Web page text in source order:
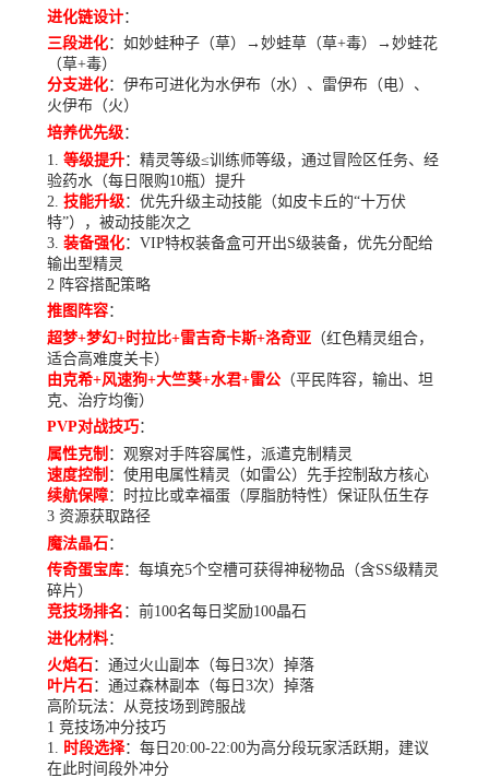
进化链设计：
三段进化：如妙蛙种子（草）→妙蛙草（草+毒）→妙蛙花
（草+毒）
分支进化：伊布可进化为水伊布（水）、雷伊布（电）、
火伊布（火）
培养优先级：
等级提升：精灵等级≤训练师等级，通过冒险区任务、经
验药水（每日限购10瓶）提升
技能升级：优先升级主动技能（如皮卡丘的“十万伏
特”），被动技能次之
装备强化：VIP特权装备盒可开出S级装备，优先分配给
输出型精灵
2 阵容搭配策略
推图阵容：
超梦+梦幻+时拉比+雷吉奇卡斯+洛奇亚（红色精灵组合，
适合高难度关卡）
由克希+风速狗+大竺葵+水君+雷公（平民阵容，输出、坦
克、治疗均衡）
PVP对战技巧：
属性克制 ：观察对手阵容属性，派遣克制精灵
速度控制 ：使用电属性精灵（如雷公）先手控制敌方核心
续航保障：时拉比或幸福蛋（厚脂肪特性）保证队伍生存
3 资源获取路径
魔法晶石：
传奇蛋宝库：每填充5个空槽可获得神秘物品（含SS级精灵
碎片）
竞技场排名 ：前100名每日奖励100晶石
进化材料：
火焰石 ：通过火山副本（每日3次）掉落
叶片石 ：通过森林副本（每日3次）掉落
高阶玩法：从竞技场到跨服战
1 竞技场冲分技巧
时段选择：每日20:00-22:00为高分段玩家活跃期，建议
在此时间段外冲分